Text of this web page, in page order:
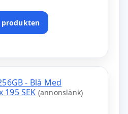
produkten
- Blå Med
SEK (annonslänk)